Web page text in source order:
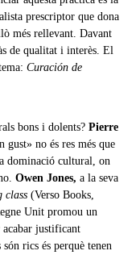
prescriptor que dona
més rellevant. Davant
de qualitat i interès. El
Curación de
bons i dolents? Pierre
gust» no és res més que
dominació cultural, on
Owen Jones, a la seva
class (Verso Books,
Unit promou un
acabar justificant
rics és perquè tenen